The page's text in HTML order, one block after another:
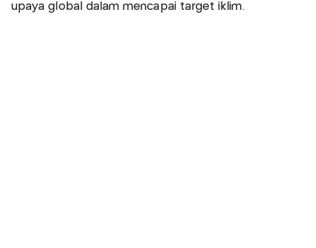
upaya global dalam mencapai target iklim.